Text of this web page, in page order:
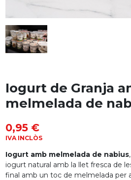
Iogurt de Granja
melmelada de
0,95 €
IVA INCLÒS
Iogurt amb melmelada de nabius
iogurt natural amb la llet fresca de
final amb un toc de melmelada per